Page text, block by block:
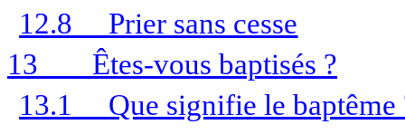
12.8
Prier sans cesse
13
Êtes-vous baptisés ?
13.1
Que signifie le baptême